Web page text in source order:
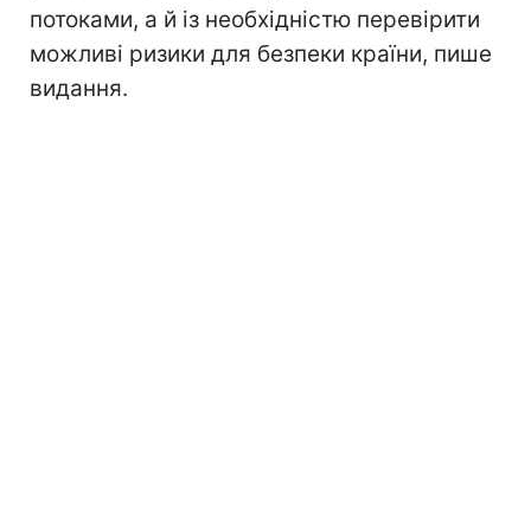
потоками, а й із необхідністю перевірити
можливі ризики для безпеки країни, пише
видання.